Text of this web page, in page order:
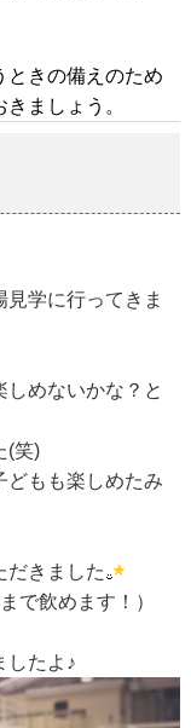
ときの備えのため
ましょう。
学に行ってきま
しめないかな？と
(笑)
どもも楽しめたみ
だきました
で飲めます！）
したよ♪